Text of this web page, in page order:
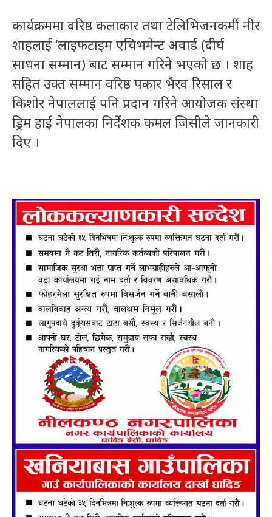
कार्यक्रममा वरिष्ठ कलाकार तथा टेलिभिजनकर्मी नीर
शाहलाई ‘लाइफटाइम एचिभमेन्ट अवार्ड (दीर्घ
साधना सम्मान) बाट सम्मान गरिने भएको छ । शाह
सहित उक्त सम्मान वरिष्ठ पत्रकार भैरव रिसाल र
किशोर नेपाललाई पनि प्रदान गरिने आयोजक संस्था
ड्रिम हाई नेपालका निर्देशक कमल जिसीले जानकारी
दिए ।